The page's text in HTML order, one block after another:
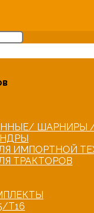
ШАРНИРЫ
ИМПОРТНОЙ
ТРАКТОРОВ
Т16